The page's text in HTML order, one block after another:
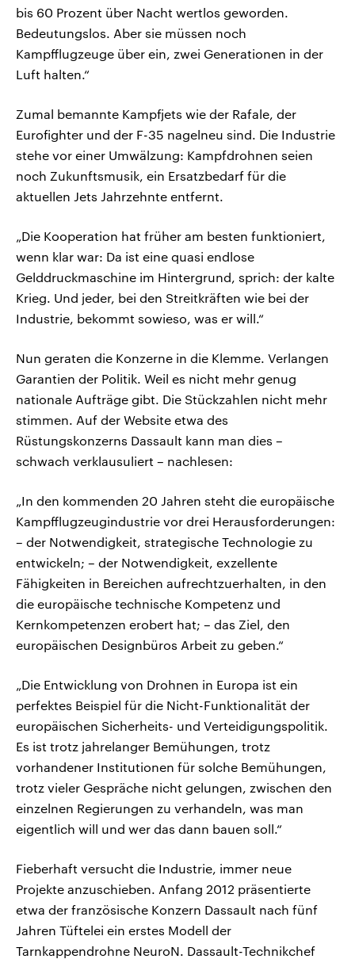
bis 60 Prozent über Nacht wertlos geworden.
Bedeutungslos. Aber sie müssen noch
Kampfflugzeuge über ein, zwei Generationen in der
Luft halten.“
Zumal bemannte Kampfjets wie der Rafale, der
Eurofighter und der F-35 nagelneu sind. Die Industrie
stehe vor einer Umwälzung: Kampfdrohnen seien
noch Zukunftsmusik, ein Ersatzbedarf für die
aktuellen Jets Jahrzehnte entfernt.
„Die Kooperation hat früher am besten funktioniert,
wenn klar war: Da ist eine quasi endlose
Gelddruckmaschine im Hintergrund, sprich: der kalte
Krieg. Und jeder, bei den Streitkräften wie bei der
Industrie, bekommt sowieso, was er will.“
Nun geraten die Konzerne in die Klemme. Verlangen
Garantien der Politik. Weil es nicht mehr genug
nationale Aufträge gibt. Die Stückzahlen nicht mehr
stimmen. Auf der Website etwa des
Rüstungskonzerns Dassault kann man dies –
schwach verklausuliert – nachlesen:
„In den kommenden 20 Jahren steht die europäische
Kampfflugzeugindustrie vor drei Herausforderungen:
– der Notwendigkeit, strategische Technologie zu
entwickeln; – der Notwendigkeit, exzellente
Fähigkeiten in Bereichen aufrechtzuerhalten, in den
die europäische technische Kompetenz und
Kernkompetenzen erobert hat; – das Ziel, den
europäischen Designbüros Arbeit zu geben.“
„Die Entwicklung von Drohnen in Europa ist ein
perfektes Beispiel für die Nicht-Funktionalität der
europäischen Sicherheits- und Verteidigungspolitik.
Es ist trotz jahrelanger Bemühungen, trotz
vorhandener Institutionen für solche Bemühungen,
trotz vieler Gespräche nicht gelungen, zwischen den
einzelnen Regierungen zu verhandeln, was man
eigentlich will und wer das dann bauen soll.“
Fieberhaft versucht die Industrie, immer neue
Projekte anzuschieben. Anfang 2012 präsentierte
etwa der französische Konzern Dassault nach fünf
Jahren Tüftelei ein erstes Modell der
Tarnkappendrohne NeuroN. Dassault-Technikchef